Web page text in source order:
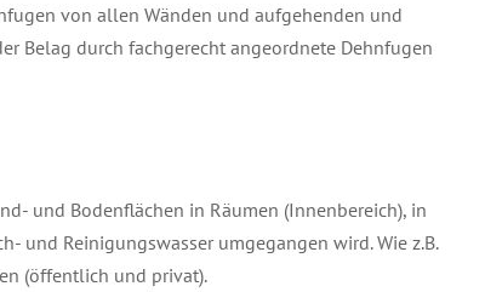
von allen Wänden und aufgehenden und
Belag durch fachgerecht angeordnete Dehnfugen
und Bodenflächen in Räumen (Innenbereich), in
und Reinigungswasser umgegangen wird. Wie z.B.
(öffentlich und privat).